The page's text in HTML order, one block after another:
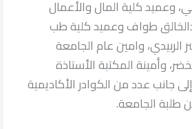
وعميد كلية المال والأعمال
طواف وعميد كلية طب
الربيدي، وامين عام الجامعة
وأمينة المكتبة الأستاذة
جانب عدد من الكوادر الأكاديمية
طلبة الجامعة.